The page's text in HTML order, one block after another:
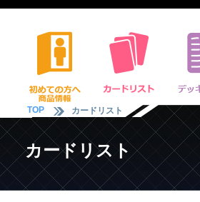
TOP カードリスト
カードリスト